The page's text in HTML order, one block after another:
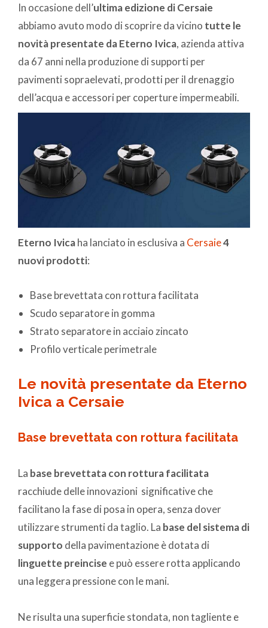
In occasione dell’ultima edizione di Cersaie
abbiamo avuto modo di scoprire da vicino tutte le
novità presentate da Eterno Ivica, azienda attiva
da 67 anni nella produzione di supporti per
pavimenti sopraelevati, prodotti per il drenaggio
dell’acqua e accessori per coperture impermeabili.
Eterno Ivicaha lanciato in esclusiva a Cersaie4
nuovi prodotti:
Base brevettata con rottura facilitata
Scudo separatore in gomma
Strato separatore in acciaio zincato
Profilo verticale perimetrale
Le novità presentate da Eterno
Ivica a Cersaie
Base brevettata con rottura facilitata
La base brevettata con rottura facilitata
racchiude delle innovazioni significative che
facilitano la fase di posa in opera, senza dover
utilizzare strumenti da taglio. La base del sistema di
supporto della pavimentazione è dotata di
linguette preincise e può essere rotta applicando
una leggera pressione con le mani.
Ne risulta una superficie stondata, non tagliente e